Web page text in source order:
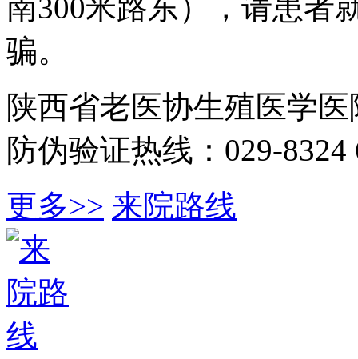
南300米路东），请患者
骗。
陕西省老医协生殖医学医
防伪验证热线：029-8324
更多>> 来院路线